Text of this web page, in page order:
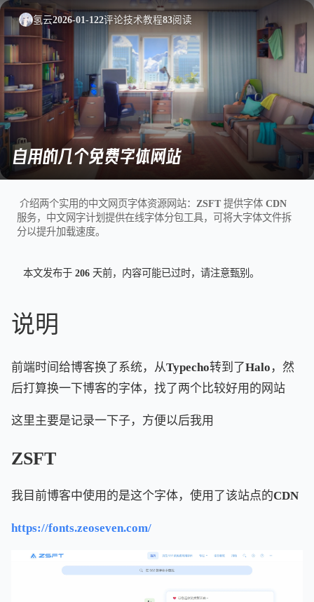
氢云2026-01-122评论技术教程83阅读
自用的几个免费字体网站
介绍两个实用的中文网页字体资源网站：ZSFT 提供字体 CDN
服务，中文网字计划提供在线字体分包工具，可将大字体文件拆
分以提升加载速度。
本文发布于 206 天前，内容可能已过时，请注意甄别。
说明
前端时间给博客换了系统，从Typecho转到了Halo，然
后打算换一下博客的字体，找了两个比较好用的网站
这里主要是记录一下子，方便以后我用
ZSFT
我目前博客中使用的是这个字体，使用了该站点的CDN
https://fonts.zeoseven.com/